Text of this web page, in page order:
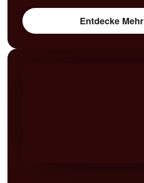
Entdecke Mehr